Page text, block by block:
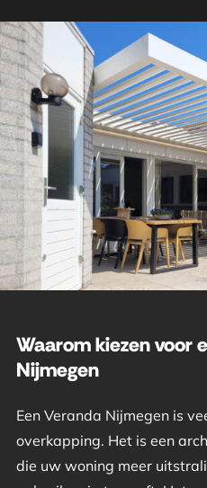
Waarom kiezen voor
Nijmegen
Een Veranda Nijmegen is
overkapping. Het is een
die uw woning meer